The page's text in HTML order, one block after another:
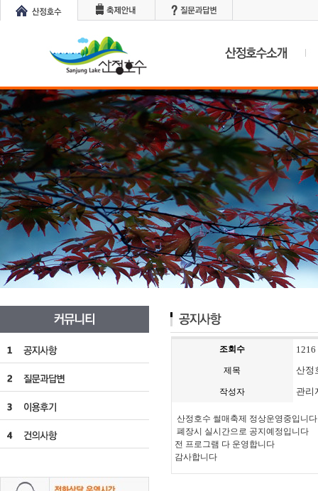
조회수 1216
제목 산정
작성자 관리
산정호수 썰매축제 정상운영중입니다
폐장시 실시간으로 공지예정입니다
전 프로그램 다 운영합니다
감사합니다